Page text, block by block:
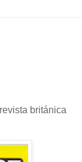
británica